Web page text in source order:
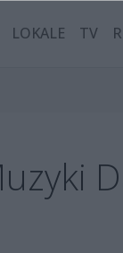
LOKALE TV